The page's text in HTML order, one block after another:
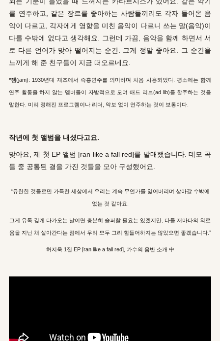
를 연주하고, 같은 장르를 좋아하는 사람들끼리도 각자 들어온 음
악이 다르고, 각자에게 영향을 미친 음악이 다르니 쓰는 말(음악)이
다를 수밖에 없다고 생각해요. 그런데 가끔, 음악을 함께 하면서 서
로 다른 언어가 맞아 떨어지는 순간. 그게 정말 좋아요. 그 순간을
느끼게 해 준 친구들이 지금 떠오르네요.
*잼(jam): 1930년대 재즈에서 즉흥연주를 의미하며 처음 사용되었다. 평소에는 함께
연주 활동을 하지 않는 멤버들이 자발적으로 모여 애드 리브(ad lib)를 합주하는 것을
말한다. 미리 정해진 프로그램이나 리더, 악보 없이 연주하는 것이 보통이다.
작년에 첫 앨범을 내셨다고요.
맞아요, 제 첫 EP 앨범 [ran like a fall red]를 발매했습니다. 데모 곡
들 중 공통된 결을 가진 것들을 모아 구성했어요.
“유한한 것들로만 가득찬 세상에서 우리는 계속 무언가를 잃어버리며 살아갈 수밖에
없는 것 같아요.
그게 유독 깊게 다가오는 날이면 충분히 슬퍼할 필요는 있겠지만, 다들 저마다의 외로
움을 지닌 채 살아간다는 점에서 우리 모두 그리 힘들어하지는 않았으면 좋겠습니다.”
허지욱 1집 EP [ran like a fall red], 가수의 음반 소개 中